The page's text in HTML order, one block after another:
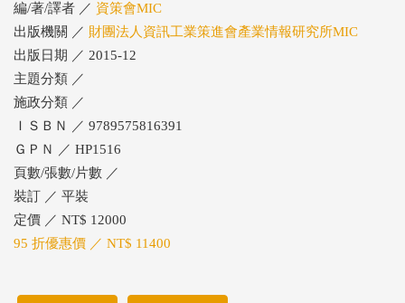
編/著/譯者 ／ 資策會MIC
出版機關 ／ 財團法人資訊工業策進會產業情報研究所MIC
出版日期 ／ 2015-12
主題分類 ／
施政分類 ／
ＩＳＢＮ ／ 9789575816391
ＧＰＮ ／ HP1516
頁數/張數/片數 ／
裝訂 ／ 平裝
定價 ／ NT$ 12000
95 折優惠價 ／ NT$ 11400